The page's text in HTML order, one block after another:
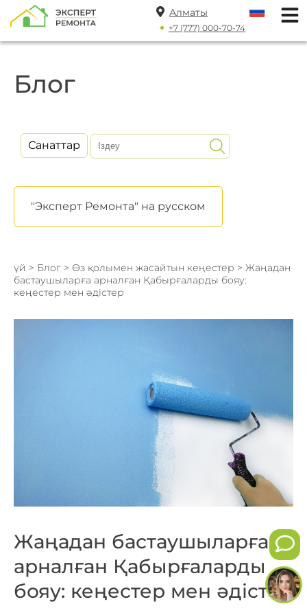
Алматы
+7 (777) 000-70-74
Блог
Санаттар
"Эксперт Ремонта" на русском
үй > Блог > Өз қолымен жасайтын кеңестер > Жаңадан
бастаушыларға арналған Қабырғаларды бояу:
кеңестер мен әдістер
Жаңадан бастаушыларға
арналған Қабырғаларды
бояу: кеңестер мен әдістер